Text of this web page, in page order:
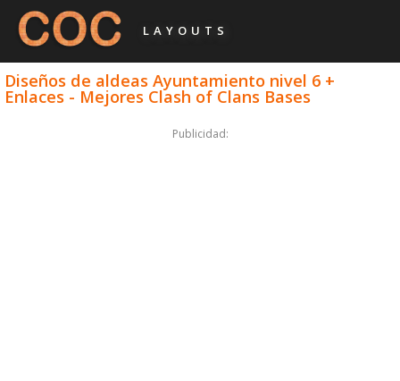
LAYOUTS
Diseños de aldeas Ayuntamiento nivel 6 +
Enlaces - Mejores Clash of Clans Bases
Publicidad: